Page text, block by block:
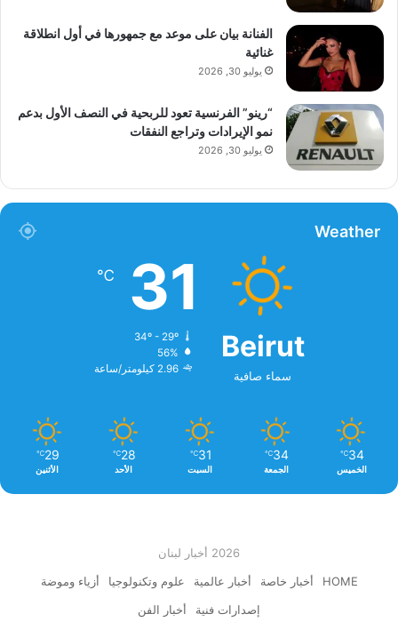
الفنانة بيان على موعد مع جمهورها في أول انطلاقة
غنائية
يوليو 30, 2026
“رينو” الفرنسية تعود للربحية في النصف الأول بدعم
نمو الإيرادات وتراجع النفقات
يوليو 30, 2026
Weather
Beirut
سماء صافية
31
℃
34º - 29º
56%
2.96 كيلومتر/ساعة
34
℃
الخميس
34
℃
الجمعة
31
℃
السبت
28
℃
الأحد
29
℃
الأثنين
2026 أخبار لبنان
HOME
أخبار خاصة أخبار عالمية علوم وتكنولوجيا
أزياء وموضة
إصدارات فنية
أخبار الفن